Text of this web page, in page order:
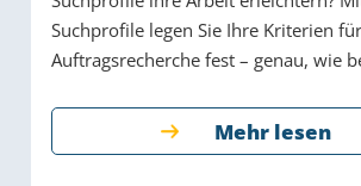
Suchprofile legen Sie Ihre Kriterien
Auftragsrecherche fest – genau, wie
Mehr lesen